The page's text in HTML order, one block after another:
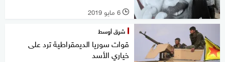
l 6 مايو 2019
شرق أوسط
قوات سوريا الديمقراطية ترد على
خياري الأسد